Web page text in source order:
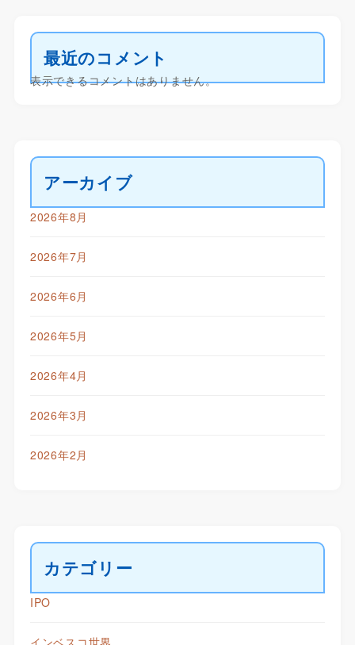
最近のコメント
表示できるコメントはありません。
アーカイブ
2026年8月
2026年7月
2026年6月
2026年5月
2026年4月
2026年3月
2026年2月
カテゴリー
IPO
インベスコ世界